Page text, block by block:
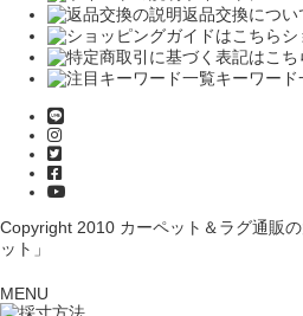
返品交換につい
シ
キーワード
Copyright 2010 カーペット＆ラグ通販
ット」
MENU